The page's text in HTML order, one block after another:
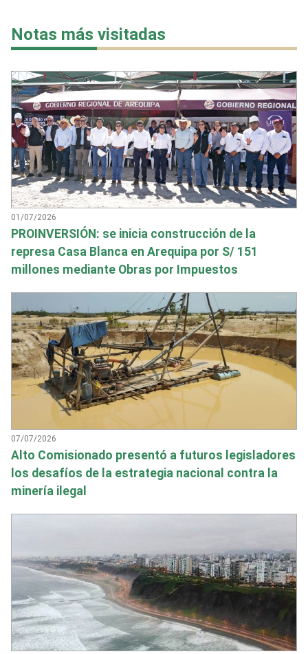
Notas más visitadas
01/07/2026
PROINVERSIÓN: se inicia construcción de la
represa Casa Blanca en Arequipa por S/ 151
millones mediante Obras por Impuestos
07/07/2026
Alto Comisionado presentó a futuros legisladores
los desafíos de la estrategia nacional contra la
minería ilegal